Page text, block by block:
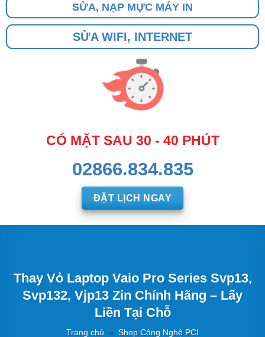
SỬA, NẠP MỰC MÁY IN
SỬA WIFI, INTERNET
CÓ MẶT SAU 30 - 40 PHÚT
02866.834.835
ĐẶT LỊCH NGAY
Thay Vỏ Laptop Vaio Pro Series Svp13,
Svp132, Vjp13 Zin Chính Hãng – Lấy
Liền Tại Chỗ
Trang chủ » Shop Công Nghệ PCI